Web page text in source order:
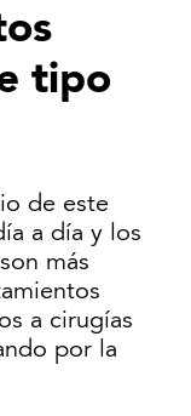
tipo
de este
a día y los
más
a cirugías
por la